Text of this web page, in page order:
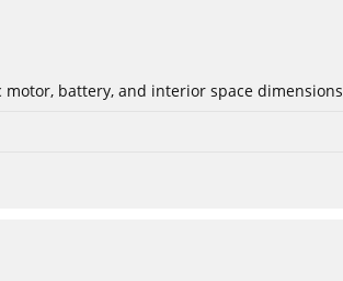
battery, and interior space dimensions